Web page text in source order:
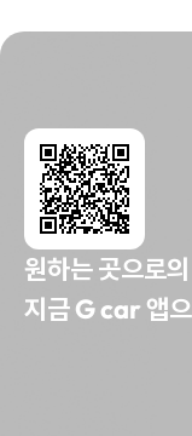
원하는 곳으로
지금 G car 앱